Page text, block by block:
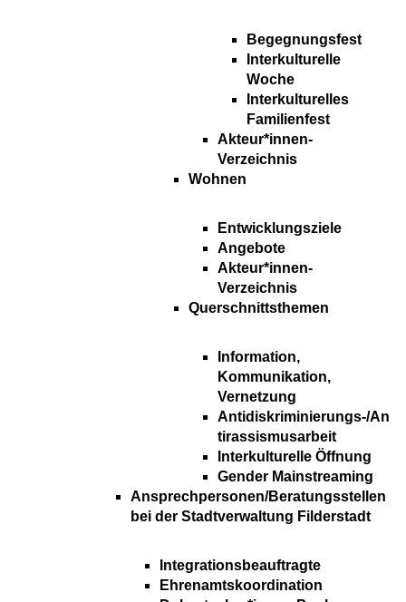
Begegnungsfest
Interkulturelle
Woche
Interkulturelles
Familienfest
Akteur*innen-
Verzeichnis
Wohnen
Entwicklungsziele
Angebote
Akteur*innen-
Verzeichnis
Querschnittsthemen
Information,
Kommunikation,
Vernetzung
Antidiskriminierungs-/An
tirassismusarbeit
Interkulturelle Öffnung
Gender Mainstreaming
Ansprechpersonen/Beratungsstellen
bei der Stadtverwaltung Filderstadt
Integrationsbeauftragte
Ehrenamtskoordination